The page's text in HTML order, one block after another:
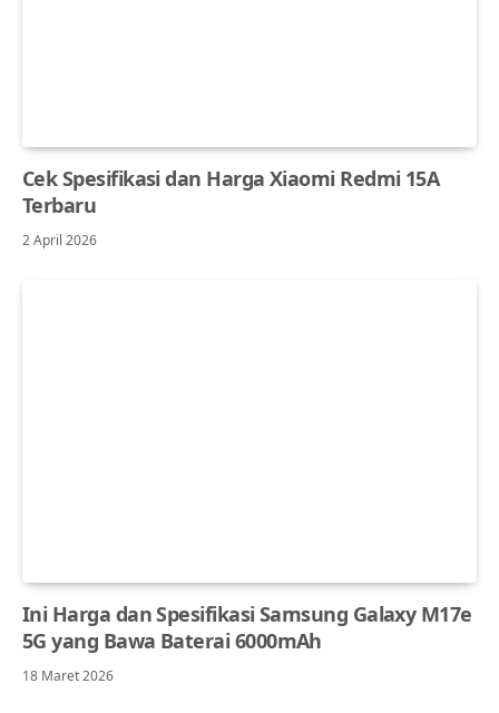
Cek Spesifikasi dan Harga Xiaomi Redmi 15A
Terbaru
2 April 2026
Ini Harga dan Spesifikasi Samsung Galaxy M17e
5G yang Bawa Baterai 6000mAh
18 Maret 2026